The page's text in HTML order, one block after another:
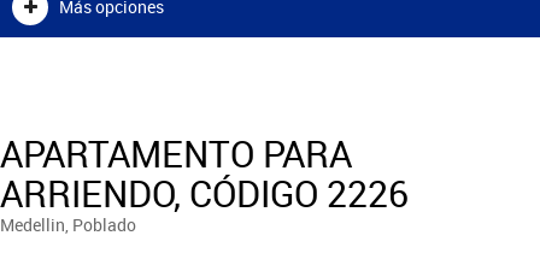
Más opciones
APARTAMENTO PARA
ARRIENDO, CÓDIGO 2226
Medellin, Poblado